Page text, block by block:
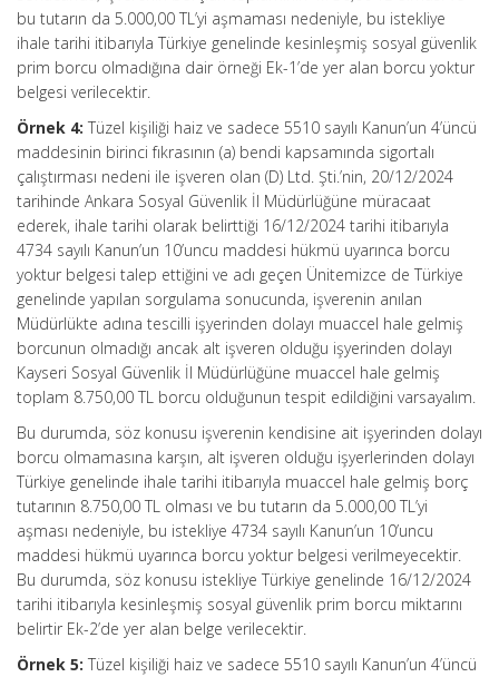
bu tutarın da 5.000,00 TL’yi aşmaması nedeniyle, bu istekliye
ihale tarihi itibarıyla Türkiye genelinde kesinleşmiş sosyal güvenlik
prim borcu olmadığına dair örneği Ek-1’de yer alan borcu yoktur
belgesi verilecektir.
Örnek 4: Tüzel kişiliği haiz ve sadece 5510 sayılı Kanun’un 4’üncü
maddesinin birinci fıkrasının (a) bendi kapsamında sigortalı
çalıştırması nedeni ile işveren olan (D) Ltd. Şti.’nin, 20/12/2024
tarihinde Ankara Sosyal Güvenlik İl Müdürlüğüne müracaat
ederek, ihale tarihi olarak belirttiği 16/12/2024 tarihi itibarıyla
4734 sayılı Kanun’un 10’uncu maddesi hükmü uyarınca borcu
yoktur belgesi talep ettiğini ve adı geçen Ünitemizce de Türkiye
genelinde yapılan sorgulama sonucunda, işverenin anılan
Müdürlükte adına tescilli işyerinden dolayı muaccel hale gelmiş
borcunun olmadığı ancak alt işveren olduğu işyerinden dolayı
Kayseri Sosyal Güvenlik İl Müdürlüğüne muaccel hale gelmiş
toplam 8.750,00 TL borcu olduğunun tespit edildiğini varsayalım.
Bu durumda, söz konusu işverenin kendisine ait işyerinden dolayı
borcu olmamasına karşın, alt işveren olduğu işyerlerinden dolayı
Türkiye genelinde ihale tarihi itibarıyla muaccel hale gelmiş borç
tutarının 8.750,00 TL olması ve bu tutarın da 5.000,00 TL’yi
aşması nedeniyle, bu istekliye 4734 sayılı Kanun’un 10’uncu
maddesi hükmü uyarınca borcu yoktur belgesi verilmeyecektir.
Bu durumda, söz konusu istekliye Türkiye genelinde 16/12/2024
tarihi itibarıyla kesinleşmiş sosyal güvenlik prim borcu miktarını
belirtir Ek-2’de yer alan belge verilecektir.
Örnek 5: Tüzel kişiliği haiz ve sadece 5510 sayılı Kanun’un 4’üncü